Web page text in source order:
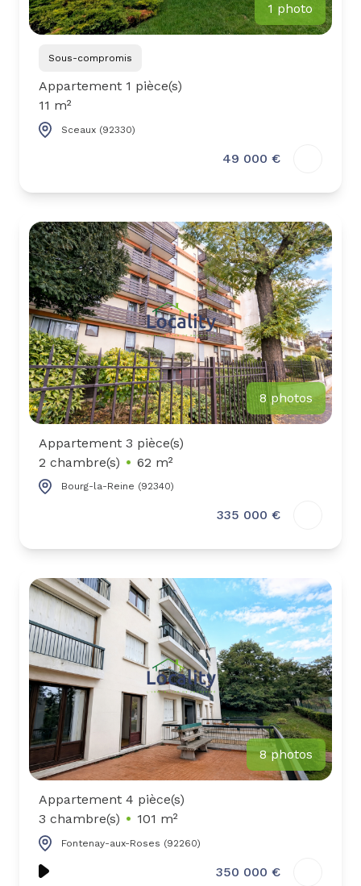
1 photo
Sous-compromis
Appartement 1 pièce(s)
11 m²
Sceaux (92330)
49 000 €
8 photos
Appartement 3 pièce(s)
2 chambre(s)
62 m²
Bourg-la-Reine (92340)
335 000 €
8 photos
Appartement 4 pièce(s)
3 chambre(s)
101 m²
Fontenay-aux-Roses (92260)
350 000 €